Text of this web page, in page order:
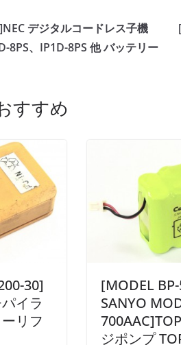
デジタルコードレス子機
8PS、IP1D-8PS 他 バッテリー
すすめ
30]
イラ
リフ
[MODEL BP-
SANYO
ジポンプ